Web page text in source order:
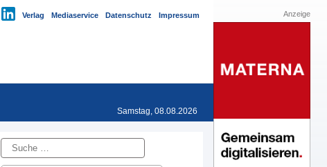
Verlag Mediaservice Datenschutz Impressum
Samstag, 08.08.2026
Suche
Anzeige